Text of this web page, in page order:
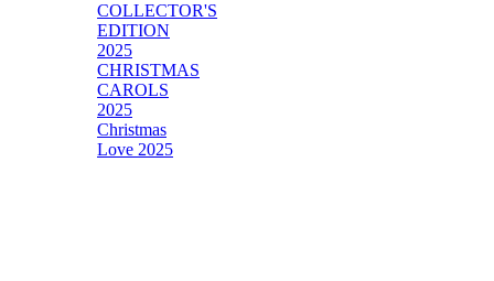
COLLECTOR'S
EDITION
2025
CHRISTMAS
CAROLS
2025
Christmas
Love 2025